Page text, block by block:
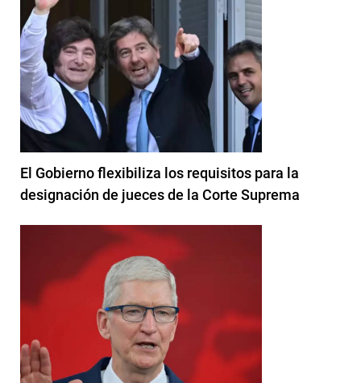
El Gobierno flexibiliza los requisitos para la
designación de jueces de la Corte Suprema